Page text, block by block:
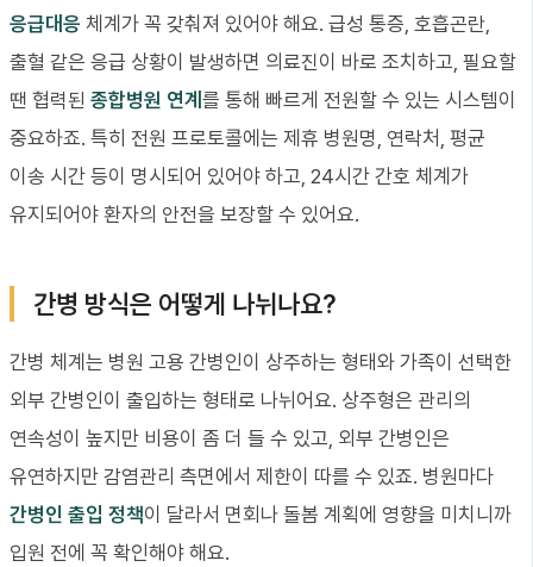
응급대응 체계가 꼭 갖춰져 있어야 해요. 급성 통증, 호흡곤란,
출혈 같은 응급 상황이 발생하면 의료진이 바로 조치하고, 필요할
땐 협력된 종합병원 연계 를 통해 빠르게 전원할 수 있는 시스템이
중요하죠. 특히 전원 프로토콜에는 제휴 병원명, 연락처, 평균
이송 시간 등이 명시되어 있어야 하고, 24시간 간호 체계가
유지되어야 환자의 안전을 보장할 수 있어요.
간병 방식은 어떻게 나뉘나요?
간병 체계는 병원 고용 간병인이 상주하는 형태와 가족이 선택한
외부 간병인이 출입하는 형태로 나뉘어요. 상주형은 관리의
연속성이 높지만 비용이 좀 더 들 수 있고, 외부 간병인은
유연하지만 감염관리 측면에서 제한이 따를 수 있죠. 병원마다
간병인 출입 정책이 달라서 면회나 돌봄 계획에 영향을 미치니까
입원 전에 꼭 확인해야 해요.